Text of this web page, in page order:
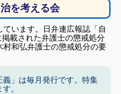
を考える会
います。日弁連広報誌「自
載された弁護士の懲戒処分
村和弘弁護士の懲戒処分の要
義」は毎月発行です。特集
。